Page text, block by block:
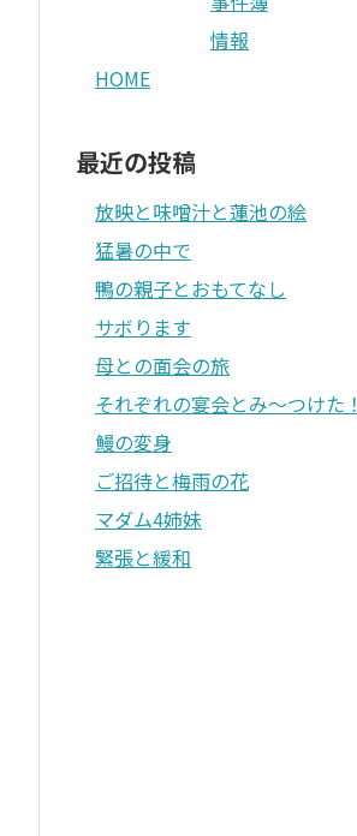
情報
HOME
最近の投稿
放映と味噌汁と蓮池の絵
猛暑の中で
鴨の親子とおもてなし
サボります
母との面会の旅
それぞれの宴会とみ〜つけた！
鰻の変身
ご招待と梅雨の花
マダム4姉妹
緊張と緩和